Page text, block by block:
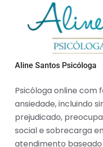
Aline Santos Psicóloga
Psicóloga online
ansiedade, incluindo
prejudicado,
social e sobrecarga
atendimento